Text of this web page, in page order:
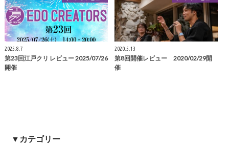
2025.8.7
第23回江戸クリ レビュー 2025/07/26
開催
2020.5.13
第8回開催レビュー 2020/02/29開
催
▼カテゴリー